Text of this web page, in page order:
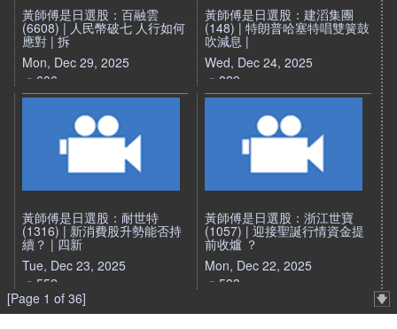
黃師傅是日選股：百融雲
(6608) | 人民幣破七 人行如何
應對 | 拆
Mon, Dec 29, 2025
606
黃師傅是日選股：建滔集團
(148) | 特朗普哈塞特唱雙簧鼓
吹減息 |
Wed, Dec 24, 2025
829
黃師傅是日選股：耐世特
(1316) | 新消費股升勢能否持
續？ | 四新
Tue, Dec 23, 2025
552
黃師傅是日選股：浙江世寶
(1057) | 迎接聖誕行情資金提
前收爐 ？
Mon, Dec 22, 2025
533
[Page 1 of 36]